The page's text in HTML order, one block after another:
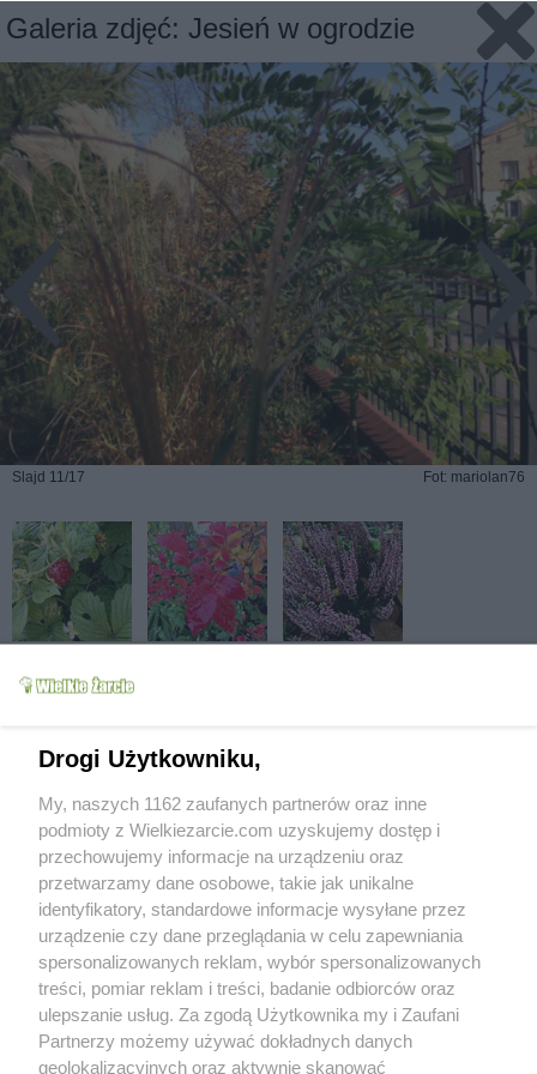
Galeria zdjęć: Jesień w ogrodzie
Slajd 11/17 Fot: mariolan76
Drogi Użytkowniku,
My, naszych 1162 zaufanych partnerów oraz inne
podmioty z Wielkiezarcie.com uzyskujemy dostęp i
przechowujemy informacje na urządzeniu oraz
przetwarzamy dane osobowe, takie jak unikalne
identyfikatory, standardowe informacje wysyłane przez
urządzenie czy dane przeglądania w celu zapewniania
spersonalizowanych reklam, wybór spersonalizowanych
treści, pomiar reklam i treści, badanie odbiorców oraz
ulepszanie usług. Za zgodą Użytkownika my i Zaufani
Partnerzy możemy używać dokładnych danych
geolokalizacyjnych oraz aktywnie skanować